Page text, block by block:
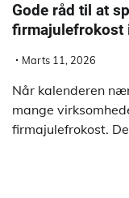
Gode råd til at
firmajulefrokost
Marts 11, 2026
Når kalenderen
mange
firmajulefrokost.